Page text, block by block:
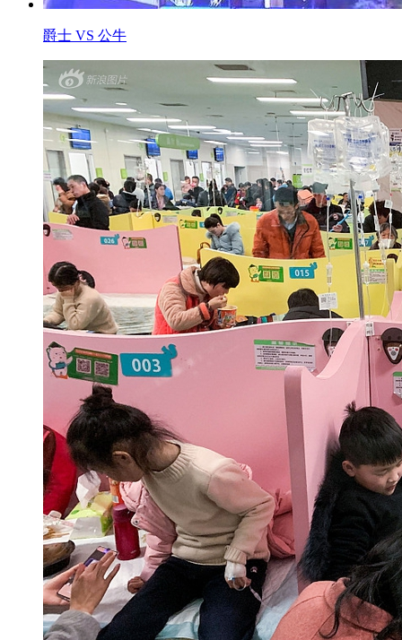
爵士 VS 公牛